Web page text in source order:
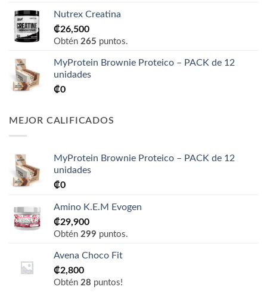
Nutrex Creatina
₡26,500
Obtén 265 puntos.
MyProtein Brownie Proteico – PACK de 12
unidades
₡0
MEJOR CALIFICADOS
MyProtein Brownie Proteico – PACK de 12
unidades
₡0
Amino K.E.M Evogen
₡29,900
Obtén 299 puntos.
Avena Choco Fit
₡2,800
Obtén 28 puntos!